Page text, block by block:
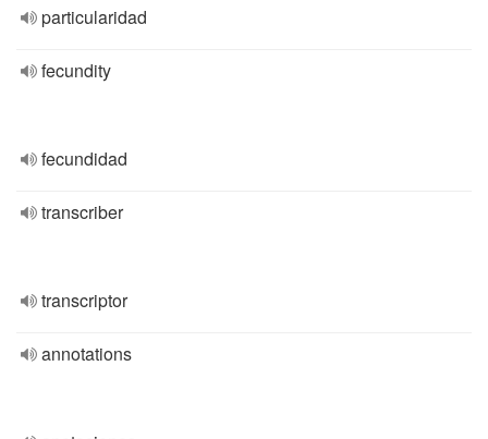
particularidad
fecundity
fecundidad
transcriber
transcriptor
annotations